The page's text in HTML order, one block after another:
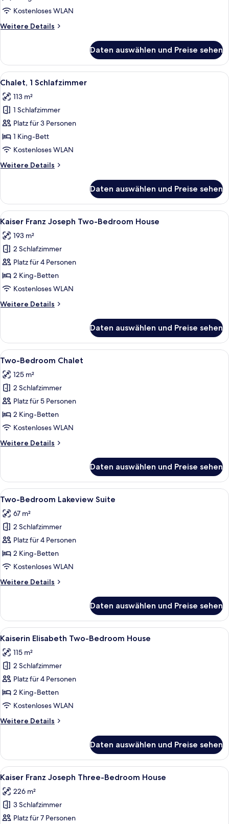
Kostenloses WLAN
Weitere Details
Weitere
Daten auswählen und Preise sehen
Alle
Fotos
für
Chalet,
1
Schlafzimmer
anzeigen
Ein modernes Badezimmer mit
5
Chalet, 1 Schlafzimmer
113 m²
1 Schlafzimmer
Platz für 3 Personen
1 King-Bett
Kostenloses WLAN
Weitere Details
Weitere
1
Schlafzimmer
Daten auswählen und Preise sehen
Alle
Fotos
für
Kaiser
Franz
Joseph
Two-
House
Ein Hotelzimmer mit einem großen
5
Kaiser Franz Joseph Two-Bedroom House
193 m²
2 Schlafzimmer
Platz für 4 Personen
2 King-Betten
Kostenloses WLAN
Weitere Details
Weitere
Franz
Joseph
Two-
House
Daten auswählen und Preise sehen
Alle
Fotos
für
Two-
Bedroom
Chalet
anzeigen
Ein Wohnzimmer mit Kamin, einer
3
Two-Bedroom Chalet
125 m²
2 Schlafzimmer
Platz für 5 Personen
2 King-Betten
Kostenloses WLAN
Weitere Details
Weitere
Bedroom
Chalet
Daten auswählen und Preise sehen
Alle
Fotos
für
Two-
Bedroom
Lakeview
Suite
Ein gemütliches Wohnzimmer mit
5
Two-Bedroom Lakeview Suite
67 m²
2 Schlafzimmer
Platz für 4 Personen
2 King-Betten
Kostenloses WLAN
Weitere Details
Weitere
Bedroom
Lakeview
Suite
Daten auswählen und Preise sehen
Alle
Fotos
für
Kaiserin
Elisabeth
Two-
Bedroom
anzeigen
Ein geräumiges Schlafzimmer mit
6
Kaiserin Elisabeth Two-Bedroom House
115 m²
2 Schlafzimmer
Platz für 4 Personen
2 King-Betten
Kostenloses WLAN
Weitere Details
Weitere
Elisabeth
Two-
Bedroom
Daten auswählen und Preise sehen
Alle
Fotos
für
Kaiser
Franz
Ein Hotelzimmer mit einem großen
5
Kaiser Franz Joseph Three-Bedroom House
226 m²
3 Schlafzimmer
Platz für 7 Personen